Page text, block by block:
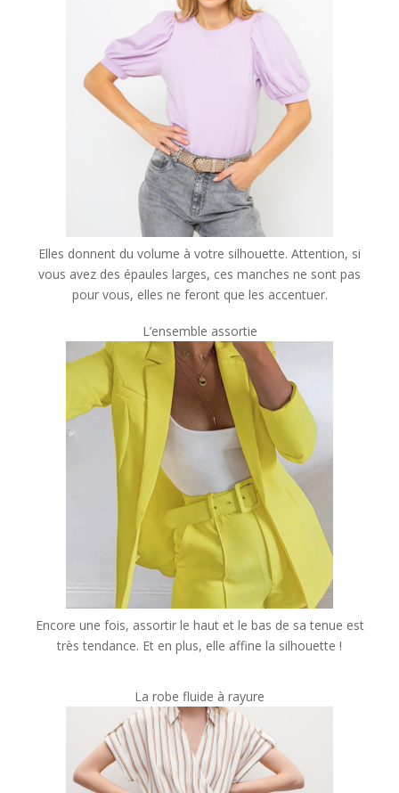
Elles donnent du volume à votre silhouette. Attention, si
vous avez des épaules larges, ces manches ne sont pas
pour vous, elles ne feront que les accentuer.
L’ensemble assortie
Encore une fois, assortir le haut et le bas de sa tenue est
très tendance. Et en plus, elle affine la silhouette !
La robe fluide à rayure